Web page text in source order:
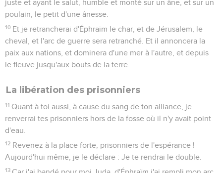
juste et ayant le salut, humble et monté sur un âne, et sur un
poulain, le petit d'une ânesse.
10 Et je retrancherai d'Éphraïm le char, et de Jérusalem, le
cheval, et l'arc de guerre sera retranché. Et il annoncera la
paix aux nations, et dominera d'une mer à l'autre, et depuis
le fleuve jusqu'aux bouts de la terre.
La libération des prisonniers
11 Quant à toi aussi, à cause du sang de ton alliance, je
renverrai tes prisonniers hors de la fosse où il n'y avait point
d'eau.
12 Revenez à la place forte, prisonniers de l'espérance !
Aujourd'hui même, je le déclare : Je te rendrai le double.
13